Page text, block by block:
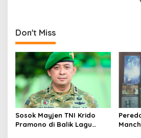
a
v
i
g
a
t
i
Don't Miss
Sosok Mayjen TNI Krido
Pramono di Balik Lagu